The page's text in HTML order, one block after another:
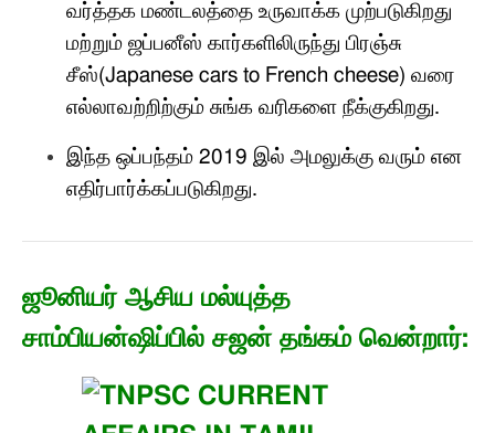
வர்த்தக மண்டலத்தை உருவாக்க முற்படுகிறது
மற்றும் ஜப்பனீஸ் கார்களிலிருந்து பிரஞ்சு
சீஸ்(Japanese cars to French cheese) வரை
எல்லாவற்றிற்கும் சுங்க வரிகளை நீக்குகிறது.
இந்த ஒப்பந்தம் 2019 இல் அமலுக்கு வரும் என
எதிர்பார்க்கப்படுகிறது.
ஜூனியர் ஆசிய மல்யுத்த
சாம்பியன்ஷிப்பில் சஜன் தங்கம் வென்றார்: